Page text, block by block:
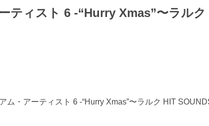
ティスト 6 -“Hurry Xmas”〜ラルク
ム・アーティスト 6 -“Hurry Xmas”〜ラルク HIT